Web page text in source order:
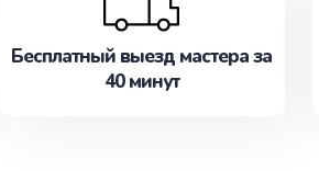
Бесплатный выезд мастера за
40 минут